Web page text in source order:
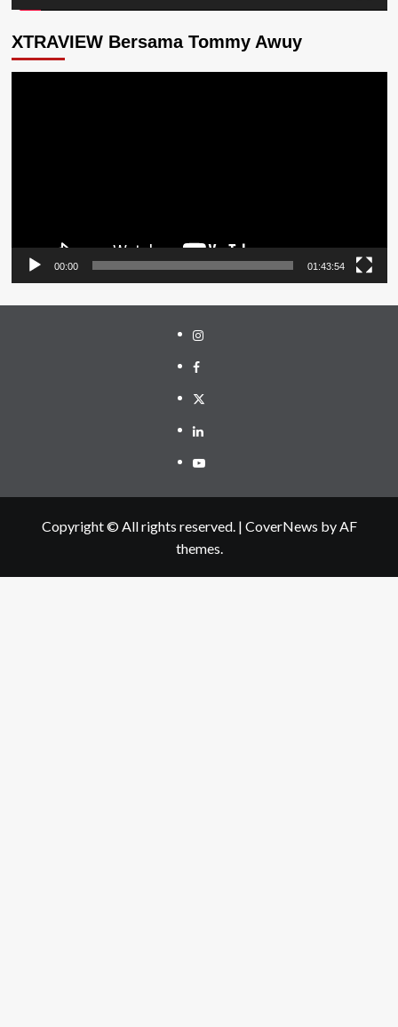
XTRAVIEW Bersama Tommy Awuy
00:00 01:43:54
Instagram
Facebook
Twitter
Linkedin
Youtube
Copyright © All rights reserved. | CoverNews by AF
themes.